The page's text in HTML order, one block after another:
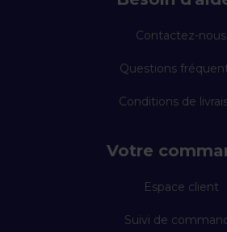
Contactez-nous
Questions
Conditions de
Votre
Espace client
Suivi de